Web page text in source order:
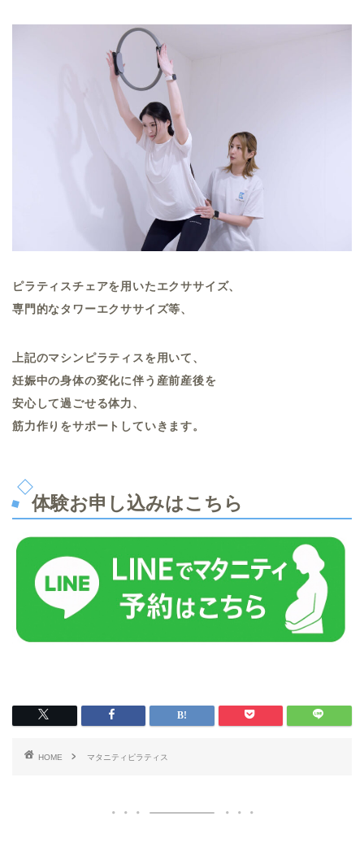
ピラティスチェアを用いたエクササイズ、
専門的なタワーエクササイズ等、
上記のマシンピラティスを用いて、
妊娠中の身体の変化に伴う産前産後を
安心して過ごせる体力、
筋力作りをサポートしていきます。
体験お申し込みはこちら
HOME マタニティピラティス